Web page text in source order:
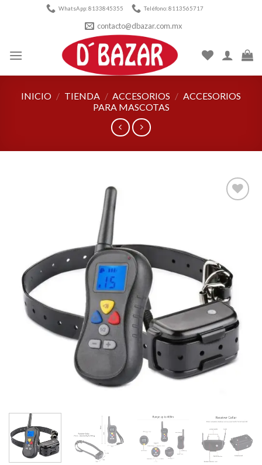
WhatsApp: 8133845355 Teléfono: 8113565717
contacto@dbazar.com.mx
INICIO / TIENDA / ACCESORIOS / ACCESORIOS
PARA MASCOTAS